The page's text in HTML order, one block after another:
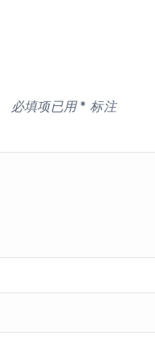
必填项已用* 标注